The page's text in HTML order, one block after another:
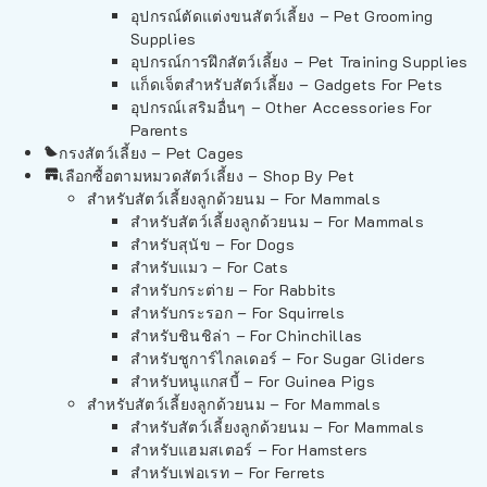
อุปกรณ์ตัดแต่งขนสัตว์เลี้ยง – Pet Grooming
Supplies
อุปกรณ์การฝึกสัตว์เลี้ยง – Pet Training Supplies
แก็ดเจ็ตสำหรับสัตว์เลี้ยง – Gadgets For Pets
อุปกรณ์เสริมอื่นๆ – Other Accessories For
Parents
กรงสัตว์เลี้ยง – Pet Cages
เลือกซื้อตามหมวดสัตว์เลี้ยง – Shop By Pet
สำหรับสัตว์เลี้ยงลูกด้วยนม – For Mammals
สำหรับสัตว์เลี้ยงลูกด้วยนม – For Mammals
สำหรับสุนัข – For Dogs
สำหรับแมว – For Cats
สำหรับกระต่าย – For Rabbits
สำหรับกระรอก – For Squirrels
สำหรับชินชิล่า – For Chinchillas
สำหรับชูการ์ไกลเดอร์ – For Sugar Gliders
สำหรับหนูแกสบี้ – For Guinea Pigs
สำหรับสัตว์เลี้ยงลูกด้วยนม – For Mammals
สำหรับสัตว์เลี้ยงลูกด้วยนม – For Mammals
สำหรับแฮมสเตอร์ – For Hamsters
สำหรับเฟอเรท – For Ferrets